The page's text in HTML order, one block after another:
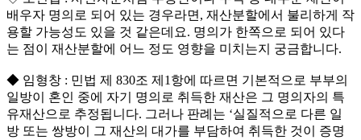
배우자 명의로 되어 있는 경우라면, 재산분할에서 불리하게 작
용할 가능성도 있을 것 같은데요. 명의가 한쪽으로 되어 있다
는 점이 재산분할에 어느 정도 영향을 미치는지 궁금합니다.
◆ 임형창 : 민법 제 830조 제1항에 따르면 기본적으로 부부의
일방이 혼인 중에 자기 명의로 취득한 재산은 그 명의자의 특
유재산으로 추정됩니다. 그러나 판례는 ‘실질적으로 다른 일
방 또는 쌍방이 그 재산의 대가를 부담하여 취득한 것이 증명